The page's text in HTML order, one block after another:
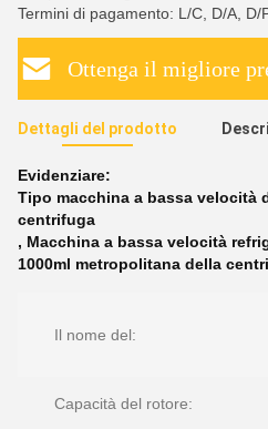
Termini di pagamento: L/C, D/A, D/
Ottenga il migliore
Dettagli del prodotto
Evidenziare:
Tipo macchina a bassa velocità
centrifuga
, Macchina a bassa velocità
1000ml metropolitana della
Il nome del:
Capacità del rotore: